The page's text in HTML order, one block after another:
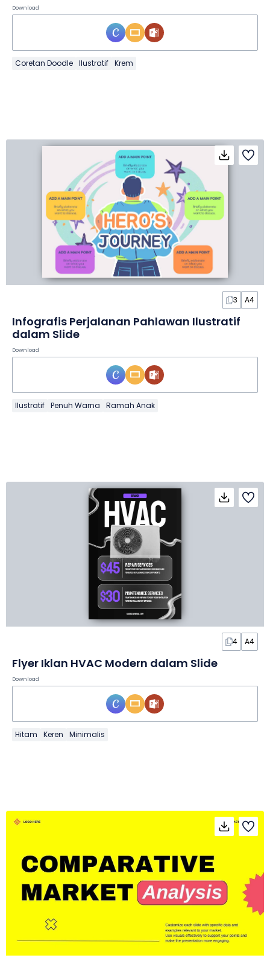
Download
Coretan Doodle Ilustratif Krem
3 A4
Infografis Perjalanan Pahlawan Ilustratif
dalam Slide
Download
Ilustratif Penuh Warna Ramah Anak
4 A4
Flyer Iklan HVAC Modern dalam Slide
Download
Hitam Keren Minimalis